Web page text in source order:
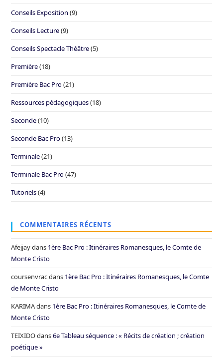
Conseils Exposition (9)
Conseils Lecture(9)
Conseils Spectacle Théâtre(5)
Première(18)
Première Bac Pro(21)
Ressources pédagogiques(18)
Seconde(10)
Seconde Bac Pro(13)
Terminale(21)
Terminale Bac Pro(47)
Tutoriels(4)
COMMENTAIRES RÉCENTS
Afejjaydans 1ère Bac Pro : Itinéraires Romanesques, le Comte de
Monte Cristo
coursenvracdans 1ère Bac Pro : Itinéraires Romanesques, le Comte
de Monte Cristo
KARIMAdans 1ère Bac Pro : Itinéraires Romanesques, le Comte de
Monte Cristo
TEIXIDOdans6e Tableau séquence : « Récits de création ; création
poétique »